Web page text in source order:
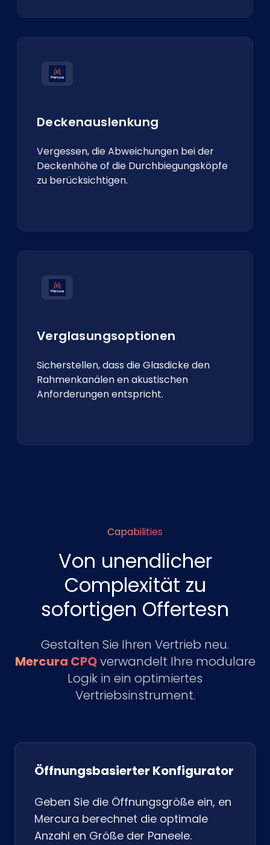
Deckenauslenkung
Vergessen, die Abweichungen bei der
Deckenhöhe of die Durchbiegungsköpfe
zu berücksichtigen.
Verglasungsoptionen
Sicherstellen, dass die Glasdicke den
Rahmenkanälen en akustischen
Anforderungen entspricht.
Capabilities
Von unendlicher
Complexität zu
sofortigen Offertesn
Gestalten Sie Ihren Vertrieb neu.
Mercura CPQverwandelt Ihre modulare
Logik in ein optimiertes
Vertriebsinstrument.
Öffnungsbasierter Konfigurator
Geben Sie die Öffnungsgröße ein, en
Mercura berechnet die optimale
Anzahl en Größe der Paneele.